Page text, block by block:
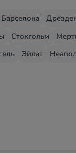
Барселона
Стокгольм
Эйлат